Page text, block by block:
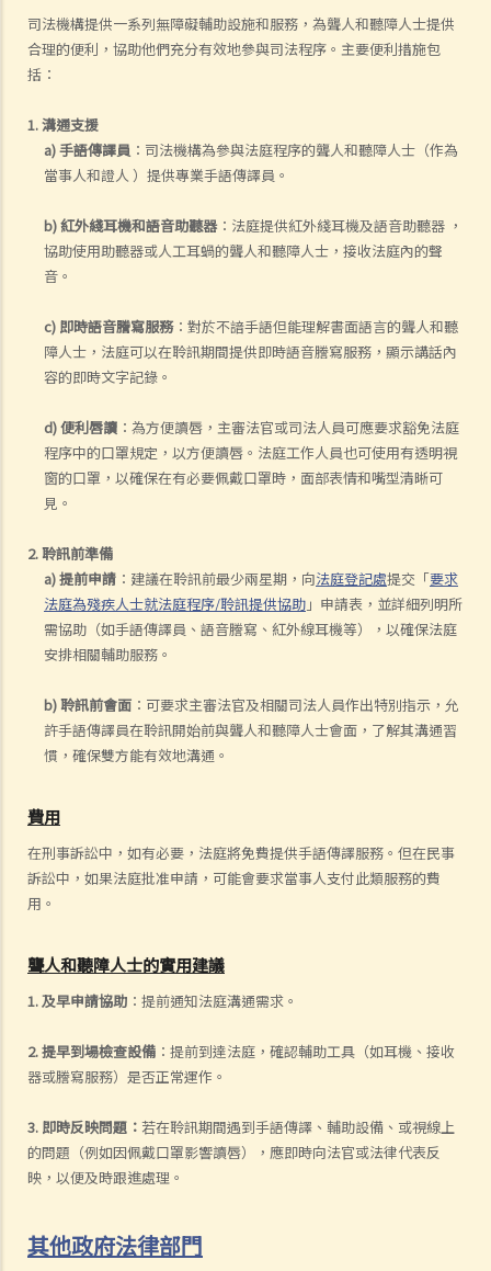
司法機構提供一系列無障礙輔助設施和服務，為聾人和聽障人士提供
合理的便利，協助他們充分有效地參與司法程序。主要便利措施包
括：
1. 溝通支援
a) 手語傳譯員 ：司法機構為參與法庭程序的聾人和聽障人士（作為
當事人和證人 ）提供專業手語傳譯員。
b) 紅外綫耳機和語音助聽器：法庭提供紅外綫耳機及語音助聽器 ，
協助使用助聽器或人工耳蝸的聾人和聽障人士，接收法庭內的聲
音。
c) 即時語音謄寫服務：對於不諳手語但能理解書面語言的聾人和聽
障人士，法庭可以在聆訊期間提供即時語音謄寫服務，顯示講話內
容的即時文字記錄。
d) 便利唇讀 ：為方便讀唇，主審法官或司法人員可應要求豁免法庭
程序中的口罩規定，以方便讀唇。法庭工作人員也可使用有透明視
窗的口罩，以確保在有必要佩戴口罩時，面部表情和嘴型清晰可
見。
2. 聆訊前準備
a) 提前申請 ：建議在聆訊前最少兩星期，向法庭登記處提交「要求
法庭為殘疾人士就法庭程序/聆訊提供協助 」申請表，並詳細列明所
需協助（如手語傳譯員、語音謄寫、紅外線耳機等），以確保法庭
安排相關輔助服務。
b) 聆訊前會面 ：可要求主審法官及相關司法人員作出特別指示，允
許手語傳譯員在聆訊開始前與聾人和聽障人士會面，了解其溝通習
慣，確保雙方能有效地溝通。
費用
在刑事訴訟中，如有必要，法庭將免費提供手語傳譯服務。但在民事
訴訟中，如果法庭批准申請，可能會要求當事人支付此類服務的費
用。
聾人和聽障人士的實用建議
1. 及早申請協助 ：提前通知法庭溝通需求。
2. 提早到場檢查設備 ：提前到達法庭，確認輔助工具（如耳機、接收
器或謄寫服務）是否正常運作。
3. 即時反映問題： 若在聆訊期間遇到手語傳譯、輔助設備、或視線上
的問題（例如因佩戴口罩影響讀唇），應即時向法官或法律代表反
映，以便及時跟進處理。
其他政府法律部門